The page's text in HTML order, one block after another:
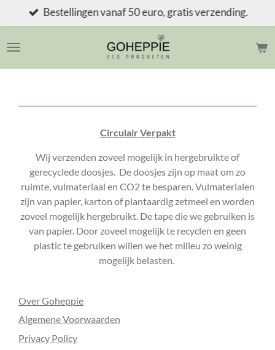
direct
naar
Bestellingen vanaf 50 euro, gratis verzending.
Circulair Verpakt
Wij verzenden zoveel mogelijk in hergebruikte of
gerecyclede doosjes. De doosjes zijn op maat om zo
ruimte, vulmateriaal en CO2 te besparen. Vulmaterialen
zijn van papier, karton of plantaardig zetmeel en worden
zoveel mogelijk hergebruikt. De tape die we gebruiken is
van papier. Door zoveel mogelijk te recyclen en geen
plastic te gebruiken willen we het milieu zo weinig
mogelijk belasten.
Over Goheppie
Algemene Voorwaarden
Privacy Policy